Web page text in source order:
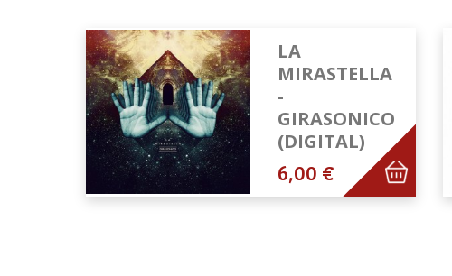
LA
MIRASTELLA
-
GIRASONICO
(DIGITAL)
6,00 €